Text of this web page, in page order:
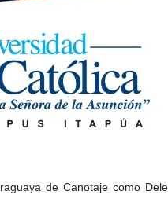
de Canotaje como